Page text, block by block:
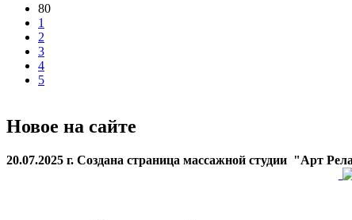
80
1
2
3
4
5
Новое на сайте
20.07.2025 г. Создана страница массажной студии "Арт